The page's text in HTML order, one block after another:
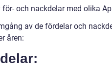
och nackdelar med olika
av de fördelar och
åren: